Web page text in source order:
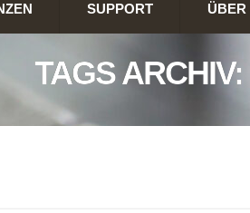
SUPPORT ÜBER
TAGS